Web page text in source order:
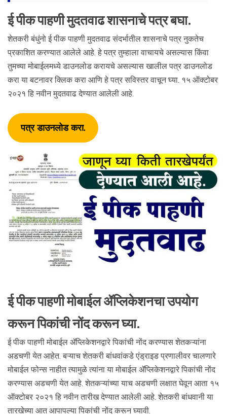
ई पीक पाहणी मुदतवाढ शासनाचे पत्र बघा.
शेतकरी बंधुंनो ई पीक पाहणी मुदतवाढ संदर्भातील शासनाचे पत्र नुकतेच
प्रकाशित करण्यात आलेले आहे. हे पत्र तुम्हाला वाचायचे असल्यास किंवा
तुमच्या मोबाईलमध्ये डाउनलोड करायचे असल्यास खालील पत्र डाउनलोड
करा या बटनावर क्लिक करा आणि हे पत्र सविस्तर वाचून घ्या. १५ ऑक्टोबर
२०२१ हि नवीन मुदतवाढ देण्यात आलेली आहे.
पत्र डाउनलोड करा.
ई पीक पाहणी मोबाईल ॲप्लिकेशनचा उपयोग
करून पिकांची नोंद करून घ्या.
ई पीक पाहणी मोबाईल ॲप्लिकेशनद्वारे पिकांची नोंद करण्यास शेतकऱ्यांना
अडचणी येत आहेत. बऱ्याच शेतकरी बांधवांकडे एंड्राइड प्रणालीवर चालणारे
मोबाईल फोन्स नाहीत त्यामुळे त्यांना या मोबाईल ॲप्लिकेशनद्वारे पिकांची नोंद
करण्यास अडचणी येत आहे. शेतकऱ्यांच्या याच अडचणी लक्षात घेवून आता १५
ऑक्टोबर २०२१ हि नवीन तारीख देण्यात आलेली आहे. शेतकरी बांधवानी या
तारखेच्या आत आपापल्या पिकांची नोंद करून घ्यावी.